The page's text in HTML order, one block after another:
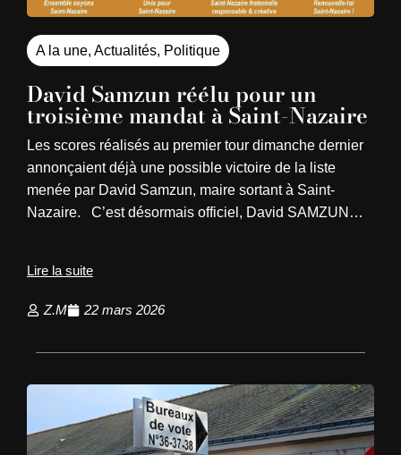
A la une, Actualités, Politique
David Samzun réélu pour un
troisième mandat à Saint-Nazaire
Les scores réalisés au premier tour dimanche dernier
annonçaient déjà une possible victoire de la liste
menée par David Samzun, maire sortant à Saint-
Nazaire. C’est désormais officiel, David SAMZUN…
Lire la suite
Z.M 22 mars 2026